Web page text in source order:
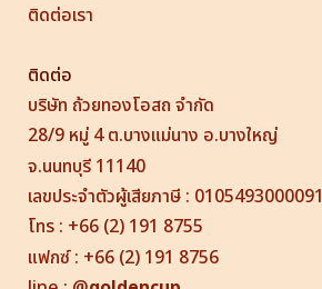
ติดต่อเรา
ติดต่อ
บริษัท ถ้วยทองโอสถ จำกัด
28/9 หมู่ 4 ต.บางแม่นาง อ.บางใหญ่
จ.นนทบุรี 11140
เลขประจำตัวผู้เสียภาษี : 0105493000091
โทร : +66 (2) 191 8755
แฟกซ์ : +66 (2) 191 8756